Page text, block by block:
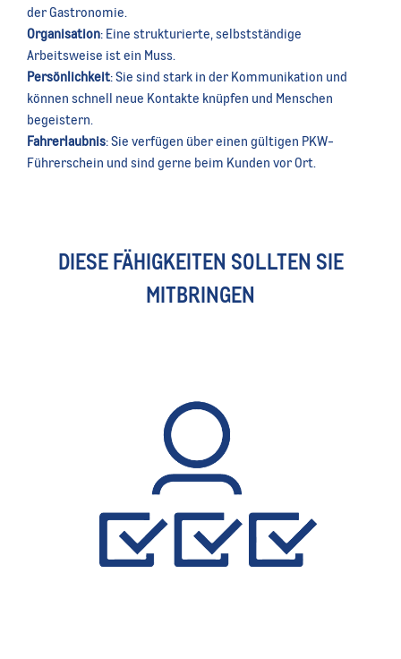
der Gastronomie.
Organisation: Eine strukturierte, selbstständige
Arbeitsweise ist ein Muss.
Persönlichkeit: Sie sind stark in der Kommunikation und
können schnell neue Kontakte knüpfen und Menschen
begeistern.
Fahrerlaubnis: Sie verfügen über einen gültigen PKW-
Führerschein und sind gerne beim Kunden vor Ort.
DIESE FÄHIGKEITEN SOLLTEN SIE
MITBRINGEN